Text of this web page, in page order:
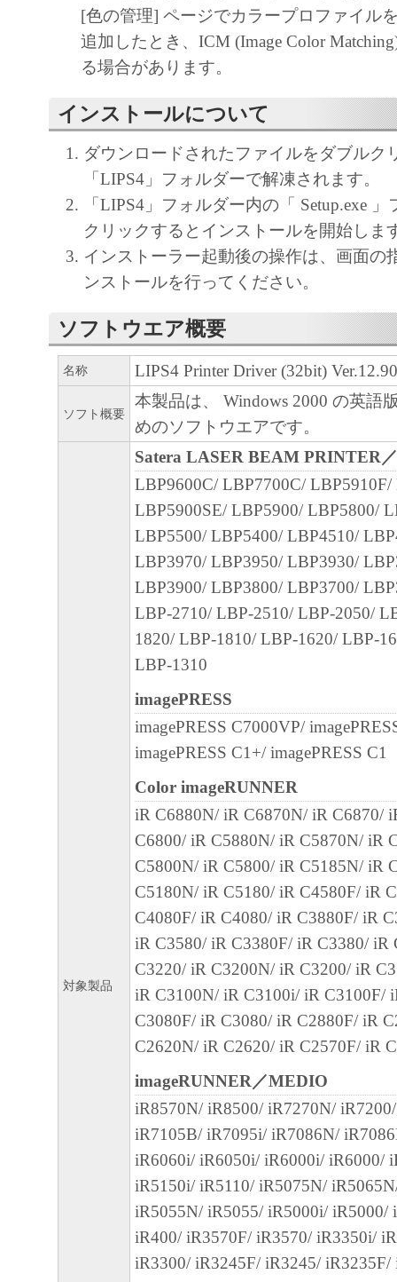
NO SUPPORT
NEITHER CANON, CANON'S
AFFILIATES, THEIR DISTRIBUTORS,
NOR CANON'S LICENSORS ARE
MAINTAINING OR HELPING YOU TO
SOFTWARE. NO UPDATES, FIXES OR
WILL BE MADE AVAILABLE FOR
NO WARRANTY AND DISCLAIMER
[NO WARRANTY] THE SOFTWARE
IS" WITHOUT WARRANTY OF ANY
EXPRESSED OR IMPLIED,
LIMITED TO THE IMPLIED
MERCHANTABILITY AND FITNESS
PARTICULAR PURPOSE. THE
THE QUALITY AND PERFORMANCE
SOFTWARE IS WITH YOU. SHOULD
PROVE DEFECTIVE, YOU ASSUME
COST OF ALL NECESSARY
CORRECTION. SOME STATES OR
JURISDICTIONS DO NOT ALLOW
OF IMPLIED WARRANTIES, SO THE
EXCLUSION MAY NOT APPLY TO
WARRANTY GIVES YOU SPECIFIC
AND YOU MAY ALSO HAVE OTHER
VARY FROM STATE TO STATE OR
NEITHER CANON, CANON'S
AFFILIATES, THEIR DISTRIBUTORS,
FUNCTIONS CONTAINED IN THE
MEET YOUR REQUIREMENTS OR
OPERATION OF THE SOFTWARE
UNINTERRUPTED OR ERROR FREE.
[NO LIABILITY FOR DAMAGES] IN
SHALL EITHER CANON, CANON'S
OR AFFILIATES, THEIR
OR CANON'S LICENSORS BE
DAMAGES WHATSOEVER
LIMITATION, LOSS OF BUSINESS
BUSINESS INFORMATION, LOSS OF
INTERRUPTION OR OTHER
INCIDENTAL OR CONSEQUENTIAL
ARISING OUT OF THE SOFTWARE,
OR INABILITY TO USE THE
EITHER CANON, CANON'S
AFFILIATES, THEIR DISTRIBUTORS,
CANON'S LICENSORS HAVE BEEN
[色の管理] ページでカラープロファイル
追加したとき、ICM (Image Color
る場合があります。
インストールについて
ダウンロードされたファイルをダブルク
「LIPS4」フォルダーで解凍されます。
「LIPS4」フォルダー内の「 Setup.exe
クリックするとインストールを開始しま
インストーラー起動後の操作は、画面の
ンストールを行ってください。
ソフトウエア概要
名称 LIPS4 Printer Driver (32bit)
ソフト概要
本製品は、 Windows 2000 の英語
めのソフトウエアです。
対象製品
Satera LASER BEAM PRINTER
LBP9600C/ LBP7700C/ LBP5910F/
LBP5900SE/ LBP5900/ LBP5800/
LBP5500/ LBP5400/ LBP4510/
LBP3970/ LBP3950/ LBP3930/
LBP3900/ LBP3800/ LBP3700/
LBP-2710/ LBP-2510/ LBP-2050/
1820/ LBP-1810/ LBP-1620/ LBP-
LBP-1310
imagePRESS
imagePRESS C7000VP/
imagePRESS C1+/ imagePRESS C1
Color imageRUNNER
iR C6880N/ iR C6870N/ iR C6870/
C6800/ iR C5880N/ iR C5870N/ iR
C5800N/ iR C5800/ iR C5185N/ iR
C5180N/ iR C5180/ iR C4580F/ iR
C4080F/ iR C4080/ iR C3880F/ iR
iR C3580/ iR C3380F/ iR C3380/ iR
C3220/ iR C3200N/ iR C3200/ iR
iR C3100N/ iR C3100i/ iR C3100F/
C3080F/ iR C3080/ iR C2880F/ iR
C2620N/ iR C2620/ iR C2570F/ iR
imageRUNNER／MEDIO
iR8570N/ iR8500/ iR7270N/
iR7105B/ iR7095i/ iR7086N/
iR6060i/ iR6050i/ iR6000i/ iR6000/
iR5150i/ iR5110/ iR5075N/
iR5055N/ iR5055/ iR5000i/ iR5000/
iR400/ iR3570F/ iR3570/ iR3350i/
iR3300/ iR3245F/ iR3245/ iR3235F/